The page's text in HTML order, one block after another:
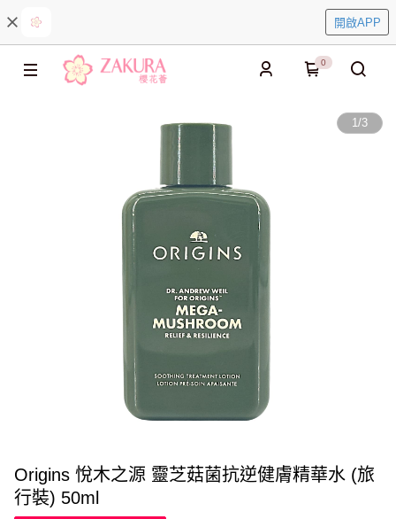
開啟APP
0
1/3
Origins 悅木之源 靈芝菇菌抗逆健膚精華水 (旅
行裝) 50ml